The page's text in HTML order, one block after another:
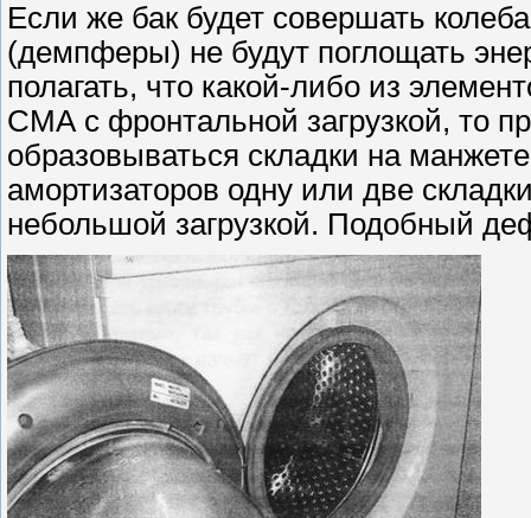
Если же бак будет совершать
(демпферы) не будут поглощать
полагать, что какой-либо из
СМА с фронтальной загрузкой, то
образовываться складки на
амортизаторов одну или две
небольшой загрузкой. Подобный